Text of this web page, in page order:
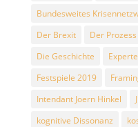
Bundesweites
Der Brexit
Der Prozess
Die Geschichte
Festspiele 2019
Intendant Joern Hinkel
kognitive Dissonanz